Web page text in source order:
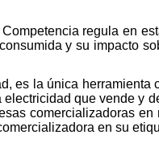
regula en
y su impacto
es la única herramienta
que vende y
comercializadoras en
en su